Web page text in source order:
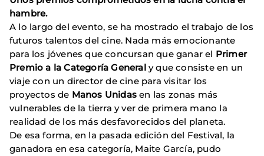
hambre.
A lo largo del evento, se ha mostrado el trabajo de los
futuros talentos del cine. Nada más emocionante
para los jóvenes que concursan que ganar el Primer
Premio a la Categoría General y que consiste en un
viaje con un director de cine para visitar los
proyectos de Manos Unidas en las zonas más
vulnerables de la tierra y ver de primera mano la
realidad de los más desfavorecidos del planeta.
De esa forma, en la pasada edición del Festival, la
ganadora en esa categoría, Maite García, pudo